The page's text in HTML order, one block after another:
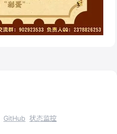
GitHub 状态监控